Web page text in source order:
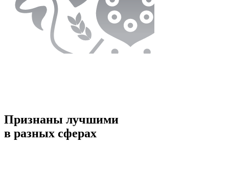
Признаны лучшими
в разных сферах